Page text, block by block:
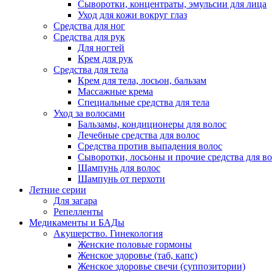
Сыворотки, концентраты, эмульсии для лица
Уход для кожи вокруг глаз
Средства для ног
Средства для рук
Для ногтей
Крем для рук
Средства для тела
Крем для тела, лосьон, бальзам
Массажные крема
Специальные средства для тела
Уход за волосами
Бальзамы, кондиционеры для волос
Лечебные средства для волос
Средства против выпадения волос
Сыворотки, лосьоны и прочие средства для
Шампунь для волос
Шампунь от перхоти
Летние серии
Для загара
Репелленты
Медикаменты и БАДы
Акушерство. Гинекология
Женские половые гормоны
Женское здоровье (таб, капс)
Женское здоровье свечи (суппозитории)